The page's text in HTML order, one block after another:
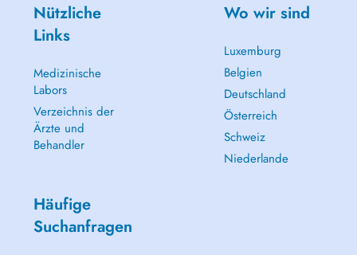
Nützliche
Links
Medizinische
Labors
Verzeichnis der
Ärzte und
Behandler
Wo wir sind
Luxemburg
Belgien
Deutschland
Österreich
Schweiz
Niederlande
Häufige
Suchanfragen